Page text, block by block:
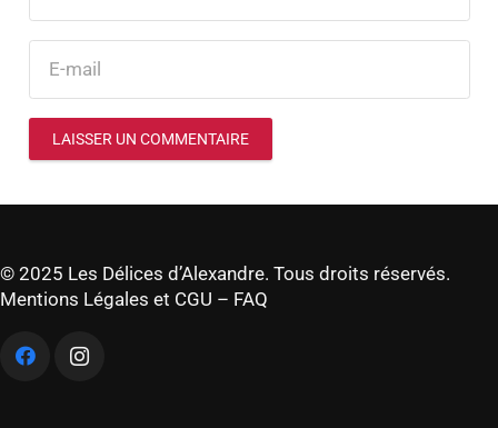
LAISSER UN COMMENTAIRE
© 2025 Les Délices d’Alexandre. Tous droits réservés.
Mentions Légales et CGU – FAQ